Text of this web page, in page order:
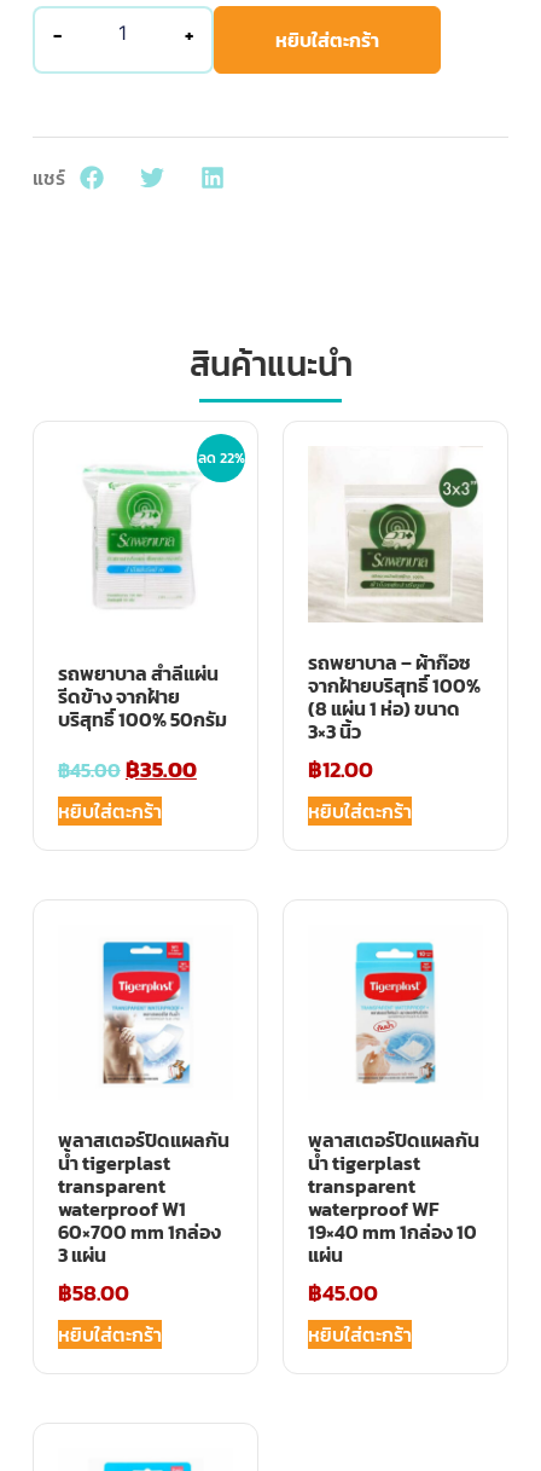
- + หยิบใส่ตะกร้า
แชร์
สินค้าแนะนำ
ลด 22%
รถพยาบาล สำลีแผ่น
รีดข้าง จากฝ้าย
บริสุทธิ์ 100% 50กรัม
฿45.00฿35.00
หยิบใส่ตะกร้า
รถพยาบาล – ผ้าก๊อซ
จากฝ้ายบริสุทธิ์ 100%
(8 แผ่น 1 ห่อ) ขนาด
3×3 นิ้ว
฿12.00
หยิบใส่ตะกร้า
พลาสเตอร์ปิดแผลกัน
น้ำ tigerplast
transparent
waterproof W1
60×700 mm 1กล่อง
3 แผ่น
฿58.00
หยิบใส่ตะกร้า
พลาสเตอร์ปิดแผลกัน
น้ำ tigerplast
transparent
waterproof WF
19×40 mm 1กล่อง 10
แผ่น
฿45.00
หยิบใส่ตะกร้า